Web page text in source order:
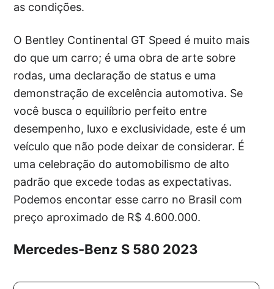
as condições.
O Bentley Continental GT Speed é muito mais
do que um carro; é uma obra de arte sobre
rodas, uma declaração de status e uma
demonstração de excelência automotiva. Se
você busca o equilíbrio perfeito entre
desempenho, luxo e exclusividade, este é um
veículo que não pode deixar de considerar. É
uma celebração do automobilismo de alto
padrão que excede todas as expectativas.
Podemos encontar esse carro no Brasil com
preço aproximado de R$ 4.600.000.
Mercedes-Benz S 580 2023